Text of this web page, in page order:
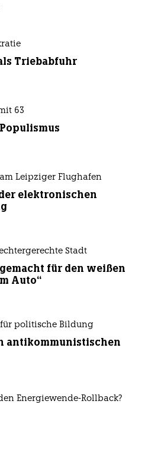
Triebabfuhr
63
Leipziger Flughafen
elektronischen
Stadt
für den weißen
Auto“
politische Bildung
antikommunistischen
Energiewende-Rollback?